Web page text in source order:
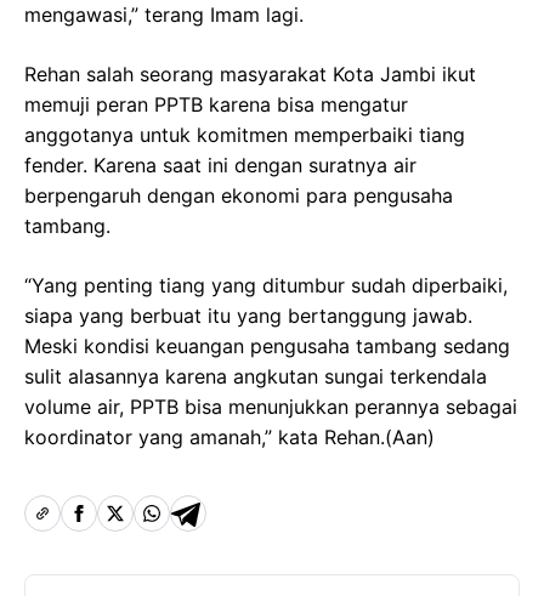
mengawasi,” terang Imam lagi.
Rehan salah seorang masyarakat Kota Jambi ikut
memuji peran PPTB karena bisa mengatur
anggotanya untuk komitmen memperbaiki tiang
fender. Karena saat ini dengan suratnya air
berpengaruh dengan ekonomi para pengusaha
tambang.
“Yang penting tiang yang ditumbur sudah diperbaiki,
siapa yang berbuat itu yang bertanggung jawab.
Meski kondisi keuangan pengusaha tambang sedang
sulit alasannya karena angkutan sungai terkendala
volume air, PPTB bisa menunjukkan perannya sebagai
koordinator yang amanah,” kata Rehan.(Aan)